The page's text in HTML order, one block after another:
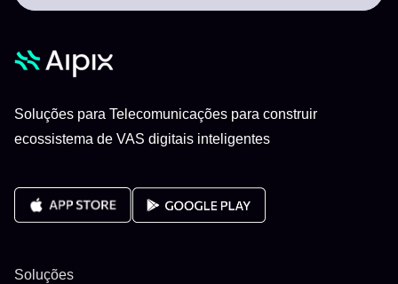
Soluções para Telecomunicações para construir
ecossistema de VAS digitais inteligentes
Soluções